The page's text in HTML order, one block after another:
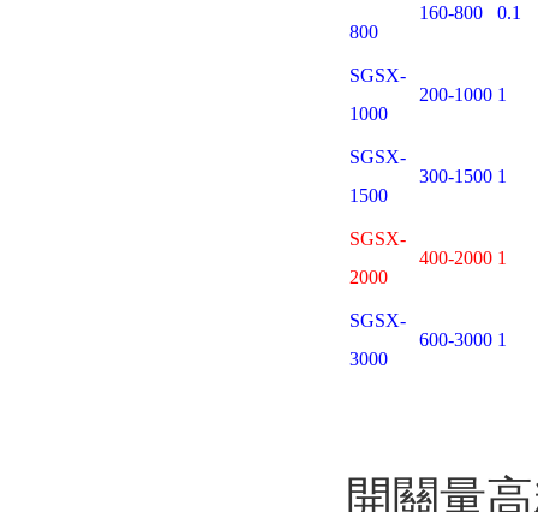
800
160-800 0.1
SGSX-
1000
200-1000 1
SGSX-
1500
300-1500 1
SGSX-
2000
400-2000 1
SGSX-
3000
600-3000 1
開關量